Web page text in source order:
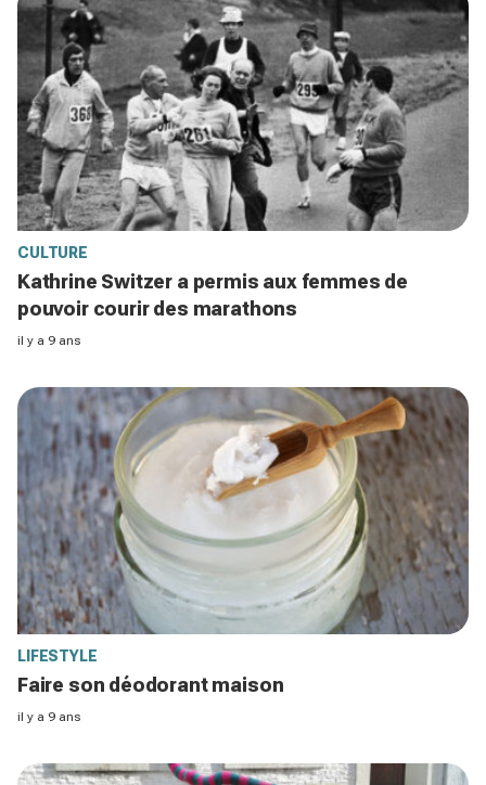
CULTURE
Kathrine Switzer a permis aux femmes de
pouvoir courir des marathons
il y a 9 ans
LIFESTYLE
Faire son déodorant maison
il y a 9 ans